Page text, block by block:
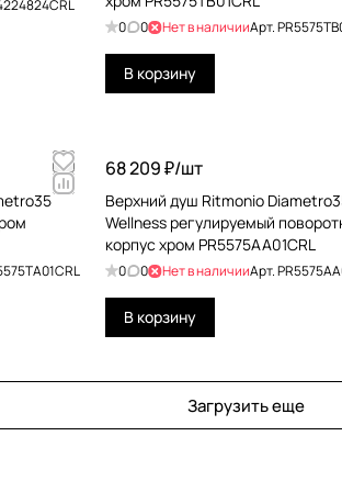
0 0 Нет в наличииАрт.
В корзину
68 209 ₽/шт
Верхний душ Ritmonio
Wellness регулируемый
корпус хром PR5575AA01CRL
0 0 Нет в наличииАрт.
В корзину
Загрузить еще